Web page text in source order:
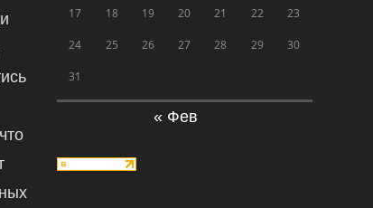
17 18 19 20 21 22 23
24 25 26 27 28 29 30
31
« Фев